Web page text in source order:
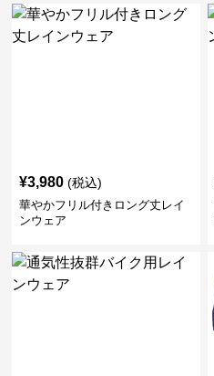
¥3,980 (税込)
華やかフリル付きロング丈レイ
ンウェア